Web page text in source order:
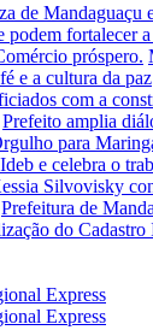
de Mandaguaçu
podem fortalecer
próspero.
e a cultura da paz
com a
Prefeito amplia
para
e celebra o
Silvovisky
Prefeitura de
do